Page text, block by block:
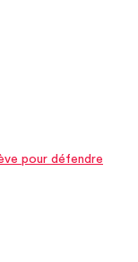
pour défendre